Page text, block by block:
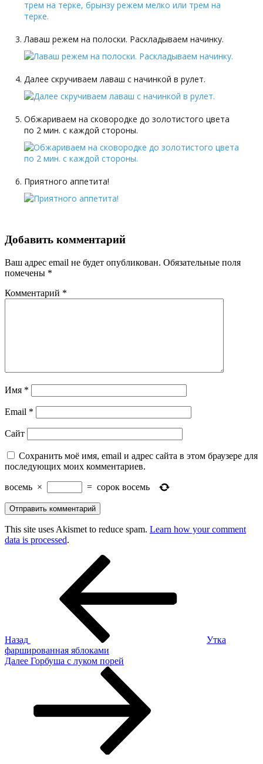
Лаваш режем на полоски. Раскладываем начинку.
Далее скручиваем лаваш с начинкой в рулет.
Обжариваем на сковородке до золотистого цвета
по 2 мин. с каждой стороны.
Приятного аппетита!
Добавить комментарий
Ваш адрес email не будет опубликован. Обязательные поля
помечены *
Комментарий *
Имя *
Email *
Сайт
Сохранить моё имя, email и адрес сайта в этом браузере для
последующих моих комментариев.
восемь × = сорок восемь
This site uses Akismet to reduce spam. Learn how your comment
data is processed.
Назад
Утка
фаршированная яблоками
Следующая
Далее Горбуша с луком порей